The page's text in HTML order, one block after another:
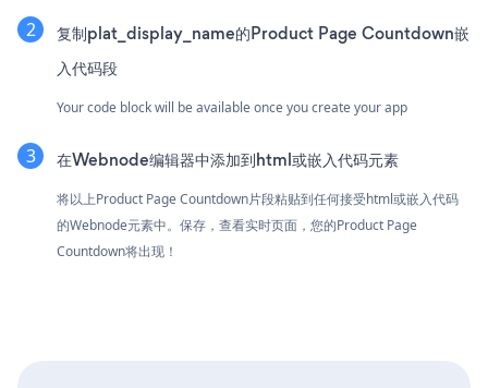
复制plat_display_name的Product Page Countdown嵌
入代码段
Your code block will be available once you create your app
在Webnode编辑器中添加到html或嵌入代码元素
将以上Product Page Countdown片段粘贴到任何接受html或嵌入代码
的Webnode元素中。保存，查看实时页面，您的Product Page
Countdown将出现！